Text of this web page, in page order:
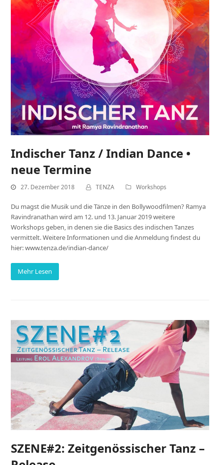
Indischer Tanz / Indian Dance •
neue Termine
27. Dezember 2018 TENZA Workshops
Du magst die Musik und die Tänze in den Bollywoodfilmen? Ramya
Ravindranathan wird am 12. und 13. Januar 2019 weitere
Workshops geben, in denen sie die Basics des indischen Tanzes
vermittelt. Weitere Informationen und die Anmeldung findest du
hier: www.tenza.de/indian-dance/
Mehr Lesen
SZENE#2: Zeitgenössischer Tanz –